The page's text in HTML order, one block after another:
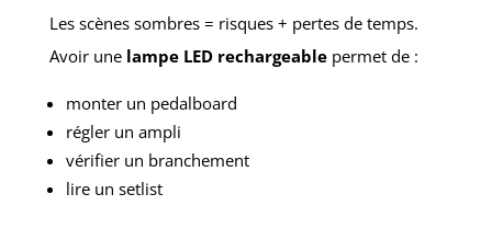
Les scènes sombres = risques + pertes de temps.
Avoir une lampe LED rechargeablepermet de :
monter un pedalboard
régler un ampli
vérifier un branchement
lire un setlist